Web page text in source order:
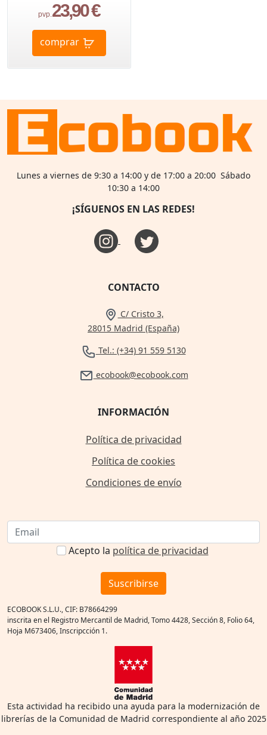
pvp.23,90 €
comprar
Lunes a viernes de 9:30 a 14:00 y de 17:00 a 20:00 Sábado
10:30 a 14:00
¡SÍGUENOS EN LAS REDES!
CONTACTO
C/ Cristo 3,
28015 Madrid (España)
Tel.: (+34) 91 559 5130
ecobook@ecobook.com
INFORMACIÓN
Política de privacidad
Política de cookies
Condiciones de envío
Acepto la política de privacidad
Suscribirse
ECOBOOK S.L.U., CIF: B78664299
inscrita en el Registro Mercantil de Madrid, Tomo 4428, Sección 8, Folio 64,
Hoja M673406, Inscripcción 1.
Esta actividad ha recibido una ayuda para la modernización de
librerías de la Comunidad de Madrid correspondiente al año 2025